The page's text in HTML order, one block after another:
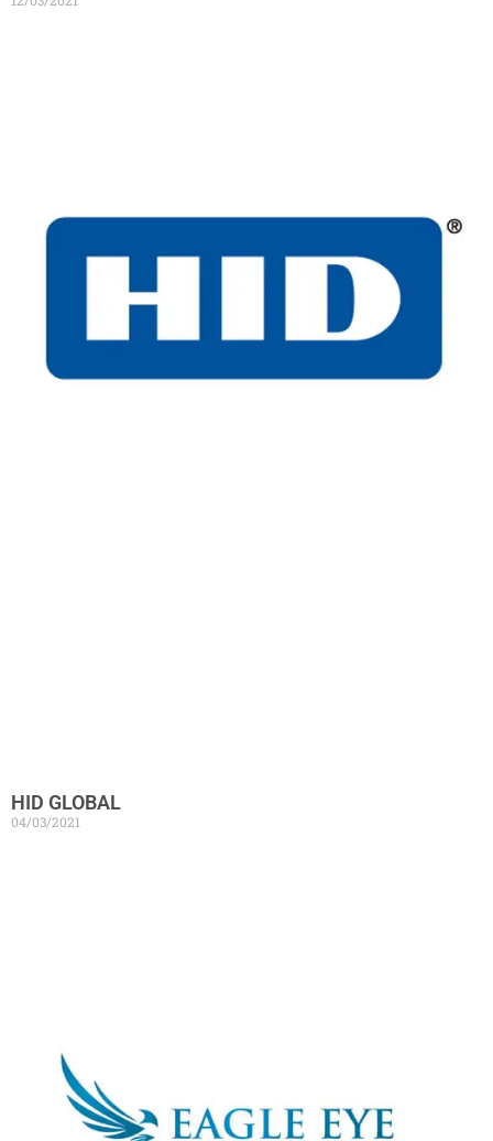
HID GLOBAL
04/03/2021